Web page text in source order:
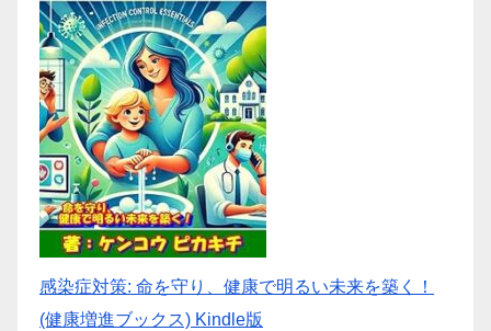
感染症対策: 命を守り、健康で明るい未来を築く！
(健康増進ブックス) Kindle版